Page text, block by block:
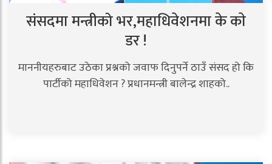
संसदमा मन्त्रीको भर,महाधिवेशनमा के काे
डर !
माननीयहरुबाट उठेका प्रश्नको जवाफ दिनुपर्ने ठाउँ संसद हो कि
पार्टीको महाधिवेशन ? प्रधानमन्त्री बालेन्द्र शाहको..